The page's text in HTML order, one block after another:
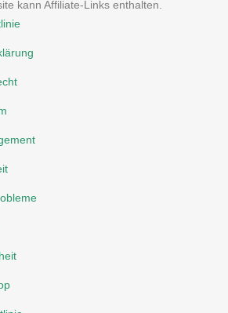
kann Affiliate-Links enthalten.